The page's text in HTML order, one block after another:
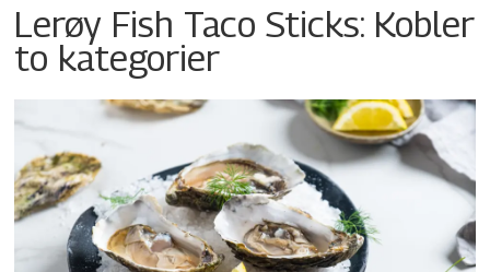
Lerøy Fish Taco Sticks: Kobler
to kategorier